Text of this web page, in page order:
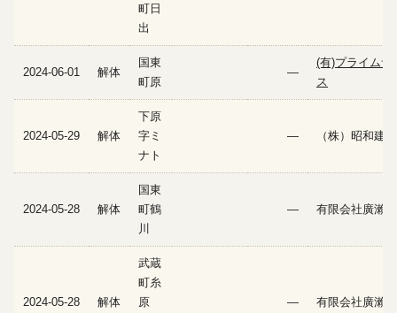
町日
出
2024-06-01 解体
国東
町原
—
(有)プライムサ
ス
2024-05-29 解体
下原
字ミ
ナト
— （株）昭和建
2024-05-28 解体
国東
町鶴
川
— 有限会社廣瀨
2024-05-28 解体
武蔵
町糸
原
— 有限会社廣瀨